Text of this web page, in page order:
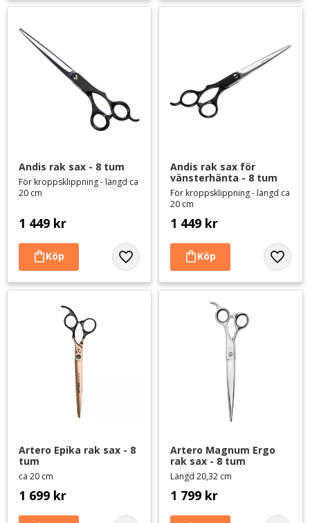
Andis rak sax - 8 tum
För kroppsklippning - längd ca
20 cm
1 449 kr
Lägg till i favoriter
Andis rak sax för
vänsterhänta - 8 tum
För kroppsklippning - längd ca
20 cm
1 449 kr
Lägg
Artero Epika rak sax - 8
tum
ca 20 cm
1 699 kr
Artero Magnum Ergo
rak sax - 8 tum
Längd 20,32 cm
1 799 kr